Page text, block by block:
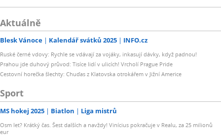
Aktuálně
Blesk Vánoce Kalendář svátků 2025 INFO.cz
Ruské černé vdovy: Rychle se vdávají za vojáky, inkasují dávky, když padnou!
Prahou jde duhový průvod: Tisíce lidí v ulicích! Vrcholí Prague Pride
Cestovní horečka šlechty: Chuďas z Klatovska otrokářem v Jižní Americe
Sport
MS hokej 2025 Biatlon Liga mistrů
Osm let? Krátký čas. Šest dalších a navždy! Vinícius pokračuje v Realu, za 25 milionů
eur